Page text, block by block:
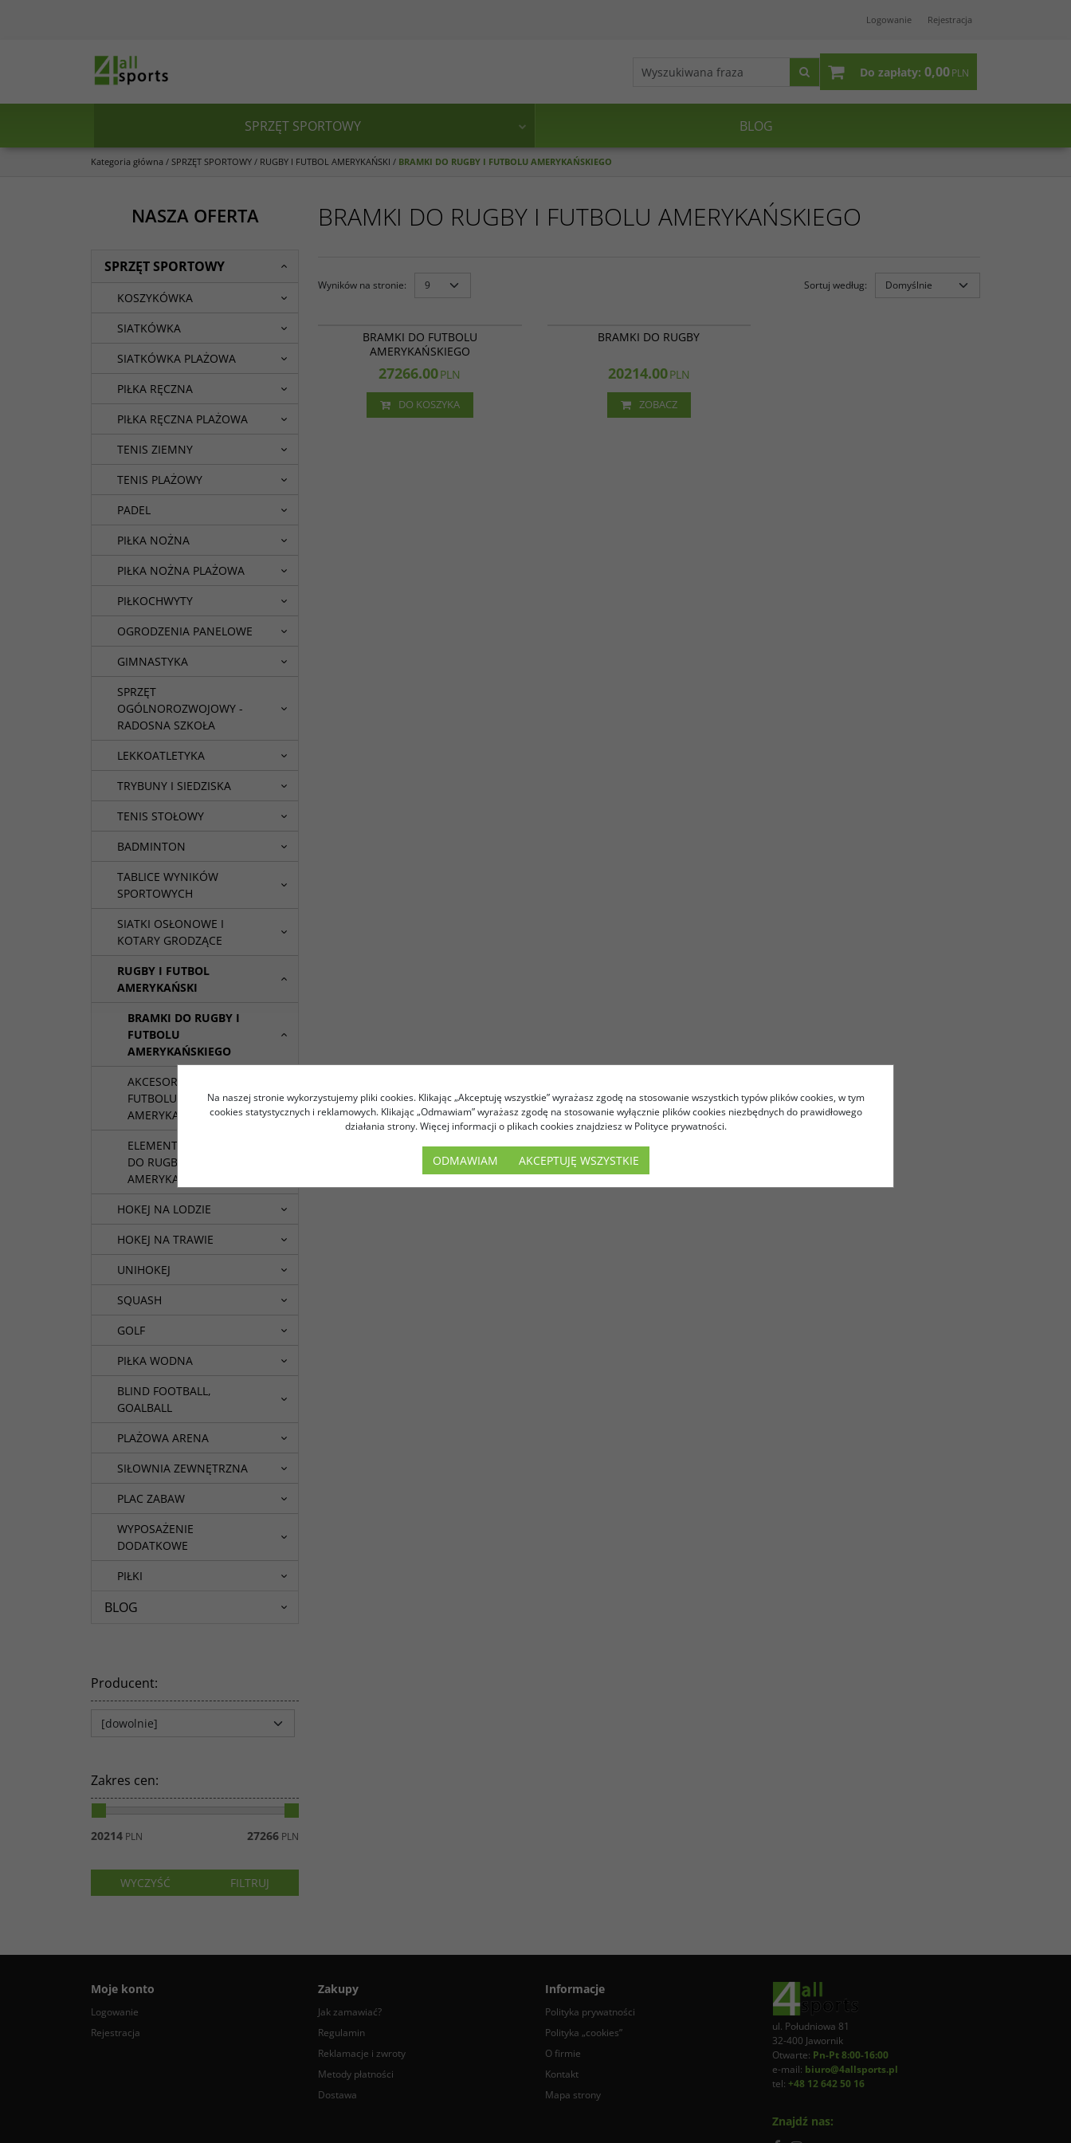
Logowanie Rejestracja
Do zapłaty: 0,00PLN
SPRZĘT SPORTOWY BLOG
Kategoria główna / SPRZĘT SPORTOWY / RUGBY I FUTBOL AMERYKAŃSKI / BRAMKI DO RUGBY I FUTBOLU AMERYKAŃSKIEGO
BRAMKI DO RUGBY I FUTBOLU AMERYKAŃSKIEGO
Wyników na stronie: Sortuj według:
BRAMKI DO FUTBOLU
AMERYKAŃSKIEGO
27266.00PLN
DO KOSZYKA
BRAMKI DO RUGBY
20214.00PLN
ZOBACZ
NASZA OFERTA
SPRZĘT SPORTOWY
KOSZYKÓWKA
SIATKÓWKA
SIATKÓWKA PLAŻOWA
PIŁKA RĘCZNA
PIŁKA RĘCZNA PLAŻOWA
TENIS ZIEMNY
TENIS PLAŻOWY
PADEL
PIŁKA NOŻNA
PIŁKA NOŻNA PLAŻOWA
PIŁKOCHWYTY
OGRODZENIA PANELOWE
GIMNASTYKA
SPRZĘT
OGÓLNOROZWOJOWY -
RADOSNA SZKOŁA
LEKKOATLETYKA
TRYBUNY I SIEDZISKA
TENIS STOŁOWY
BADMINTON
TABLICE WYNIKÓW
SPORTOWYCH
SIATKI OSŁONOWE I
KOTARY GRODZĄCE
RUGBY I FUTBOL
AMERYKAŃSKI
BRAMKI DO RUGBY I
FUTBOLU
AMERYKAŃSKIEGO
AKCESORIA DO RUGBY I
FUTBOLU
AMERYKAŃSKIEGO
ELEMENTY MONTAŻOWE
DO RUGBY I FUTBOLU
AMERYKAŃSKIEGO
HOKEJ NA LODZIE
HOKEJ NA TRAWIE
UNIHOKEJ
SQUASH
GOLF
PIŁKA WODNA
BLIND FOOTBALL,
GOALBALL
PLAŻOWA ARENA
SIŁOWNIA ZEWNĘTRZNA
PLAC ZABAW
WYPOSAŻENIE
DODATKOWE
PIŁKI
BLOG
Producent:
Zakres cen:
20214 PLN 27266 PLN
Moje konto
Logowanie
Rejestracja
Zakupy
Jak zamawiać?
Regulamin
Reklamacje i zwroty
Metody płatności
Dostawa
Informacje
Polityka prywatności
Polityka „cookies”
O firmie
Kontakt
Mapa strony
ul. Południowa 81
32-400 Jawornik
Otwarte: Pn-Pt 8:00-16:00
e-mail: biuro@4allsports.pl
tel: +48 12 642 50 16
Znajdź nas:
Na naszej stronie wykorzystujemy pliki cookies. Klikając „Akceptuję wszystkie” wyrażasz zgodę na stosowanie wszystkich typów plików cookies, w tym
cookies statystycznych i reklamowych. Klikając „Odmawiam” wyrażasz zgodę na stosowanie wyłącznie plików cookies niezbędnych do prawidłowego
działania strony. Więcej informacji o plikach cookies znajdziesz w Polityce prywatności.
ODMAWIAM AKCEPTUJĘ WSZYSTKIE